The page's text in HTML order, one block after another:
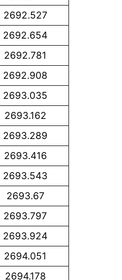
2692.527
2692.654
2692.781
2692.908
2693.035
2693.162
2693.289
2693.416
2693.543
2693.67
2693.797
2693.924
2694.051
2694.178